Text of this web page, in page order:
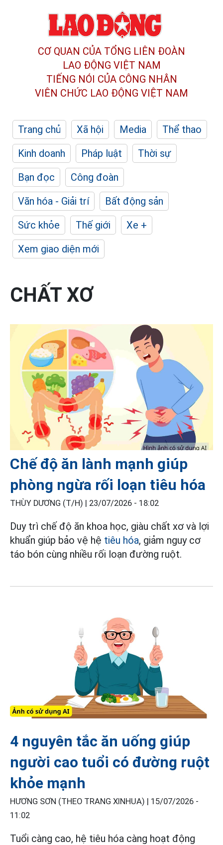
CƠ QUAN CỦA TỔNG LIÊN ĐOÀN
LAO ĐỘNG VIỆT NAM
TIẾNG NÓI CỦA CÔNG NHÂN
VIÊN CHỨC LAO ĐỘNG VIỆT NAM
Trang chủ Xã hội Media
Thể thao
Kinh doanh
Pháp luật
Thời sự
Bạn đọc
Công đoàn
Văn hóa - Giải trí
Bất động sản
Sức khỏe
Thế giới
Xe +
Xem giao diện mới
CHẤT XƠ
Chế độ ăn lành mạnh giúp
phòng ngừa rối loạn tiêu hóa
THÙY DƯƠNG (T/H) | 23/07/2026 - 18:02
Duy trì chế độ ăn khoa học, giàu chất xơ và lợi
khuẩn giúp bảo vệ hệ tiêu hóa, giảm nguy cơ
táo bón cùng nhiều rối loạn đường ruột.
4 nguyên tắc ăn uống giúp
người cao tuổi có đường ruột
khỏe mạnh
HƯƠNG SƠN (THEO TRANG XINHUA) | 15/07/2026 -
11:02
Tuổi càng cao, hệ tiêu hóa càng hoạt động